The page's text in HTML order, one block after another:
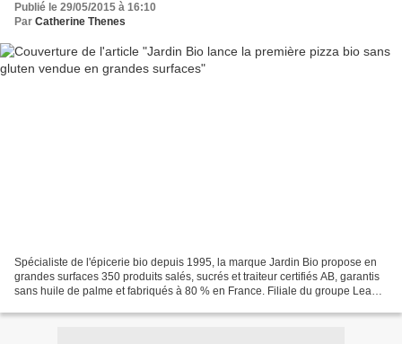
Publié le 29/05/2015 à 16:10
Par Catherine Thenes
Spécialiste de l'épicerie bio depuis 1995, la marque Jardin Bio propose en
grandes surfaces 350 produits salés, sucrés et traiteur certifiés AB, garantis
sans huile de palme et fabriqués à 80 % en France. Filiale du groupe Lea